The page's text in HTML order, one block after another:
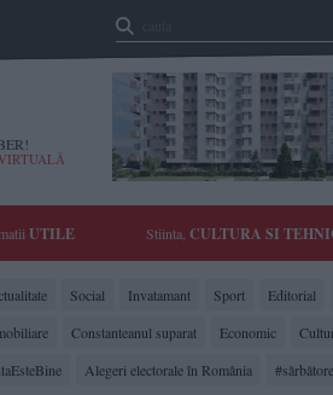
UTILE Stiinta, CULTURA SI
Social Invatamant Sport Editorial
Constanteanul suparat Economic
Alegeri electorale în România